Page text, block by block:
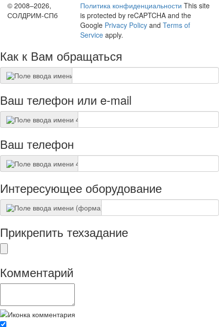
© 2008–2026,
СОЛДРИМ-СПб
Политика конфиденциальности This site
is protected by reCAPTCHA and the
Google Privacy Policy andTerms of
Service apply.
Как к Вам обращаться
Ваш телефон или e-mail
Ваш телефон
Интересующее оборудование
Прикрепить техзадание
Комментарий